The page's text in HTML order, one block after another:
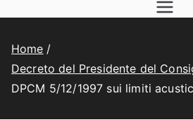
Home
Decreto del Presidente del
DPCM 5/12/1997 sui limiti